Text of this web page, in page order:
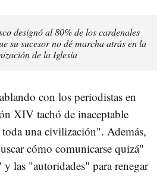
designó al 80% de los cardenales
su sucesor no dé marcha atrás en la
de la Iglesia
con los periodistas en
XIV tachó de inaceptable
una civilización". Además,
cómo comunicarse quizá"
las "autoridades" para renegar